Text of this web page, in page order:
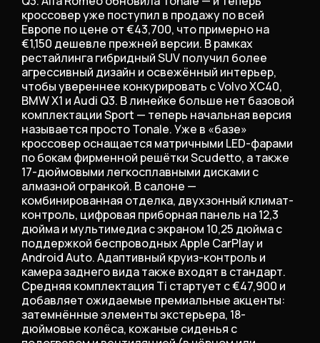
кроссовер уже поступил в продажу по всей
Европе по цене от €43,700, что примерно на
€1,150 дешевле прежней версии. В рамках
рестайлинга гибридный SUV получил более
агрессивный дизайн и освежённый интерьер,
чтобы увереннее конкурировать с Volvo XC40,
BMW X1 и Audi Q3. В линейке больше нет базовой
комплектации Sport — теперь начальная версия
называется просто Tonale. Уже в «базе»
кроссовер оснащается матричными LED-фарами
по бокам фирменной решётки Scudetto, а также
17-дюймовыми легкосплавными дисками с
алмазной огранкой. В салоне —
комбинированная отделка, двухзонный климат-
контроль, цифровая приборная панель на 12,3
дюйма и мультимедиа с экраном 10,25 дюйма с
поддержкой беспроводных Apple CarPlay и
Android Auto. Адаптивный круиз-контроль и
камера заднего вида также входят в стандарт.
Средняя комплектация Ti стартует с €47,900 и
добавляет ожидаемые премиальные акценты:
затемнённые элементы экстерьера, 18-
дюймовые колёса, кожаные сиденья с